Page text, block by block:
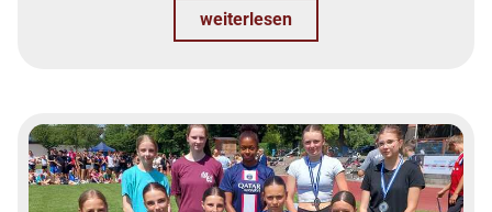
weiterlesen